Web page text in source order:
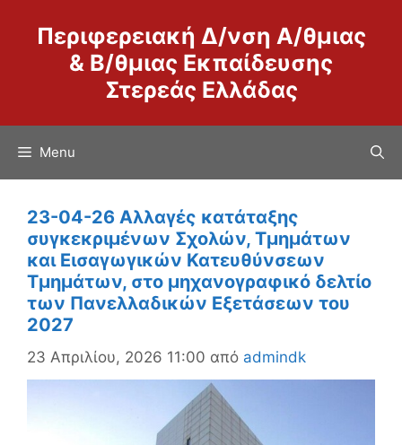
περιεχόμενο
Περιφερειακή Δ/νση Α/θμιας
& Β/θμιας Εκπαίδευσης
Στερεάς Ελλάδας
Menu
23-04-26 Αλλαγές κατάταξης
συγκεκριμένων Σχολών, Τμημάτων
και Εισαγωγικών Κατευθύνσεων
Τμημάτων, στο μηχανογραφικό δελτίο
των Πανελλαδικών Εξετάσεων του
2027
23 Απριλίου, 2026 11:00 από admindk